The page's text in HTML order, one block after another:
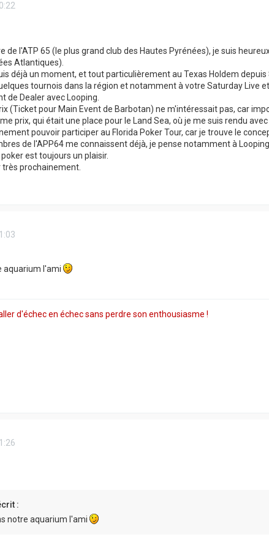
l'ATP 65 (le plus grand club des Hautes Pyrénées), je suis
Atlantiques).
déjà un moment, et tout particulièrement au Texas Holdem depuis
tournois dans la région et notamment à votre Saturday Live
de Dealer avec Looping.
(Ticket pour Main Event de Barbotan) ne m'intéressait pas, car
prix, qui était une place pour le Land Sea, où je me suis rendu
pouvoir participer au Florida Poker Tour, car je trouve le
de l'APP64 me connaissent déjà, je pense notamment à
est toujours un plaisir.
très prochainement.
aquarium l'ami
d'échec en échec sans perdre son enthousiasme !
:
notre aquarium l'ami